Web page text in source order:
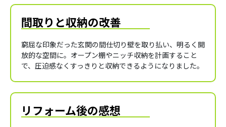
間取りと収納の改善
窮屈な印象だった玄関の間仕切り壁を取り払い、明るく開
放的な空間に。オープン棚やニッチ収納を計画すること
で、圧迫感なくすっきりと収納できるようになりました。
リフォーム後の感想